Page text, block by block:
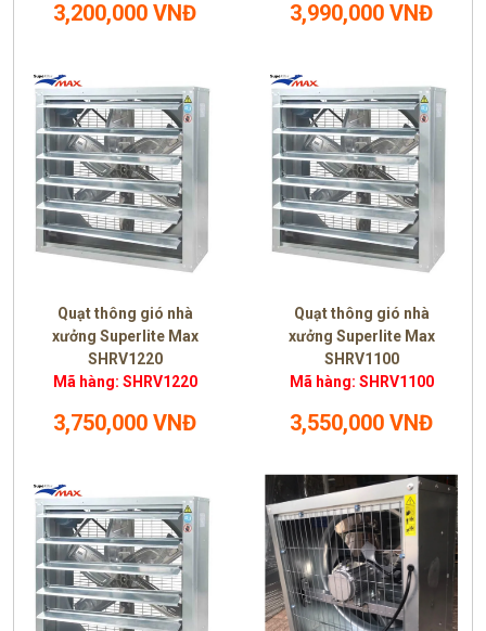
3,200,000 VNĐ 3,990,000 VNĐ
Quạt thông gió nhà
xưởng Superlite Max
SHRV1220
Mã hàng: SHRV1220
3,750,000 VNĐ
Quạt thông gió nhà
xưởng Superlite Max
SHRV1100
Mã hàng: SHRV1100
3,550,000 VNĐ